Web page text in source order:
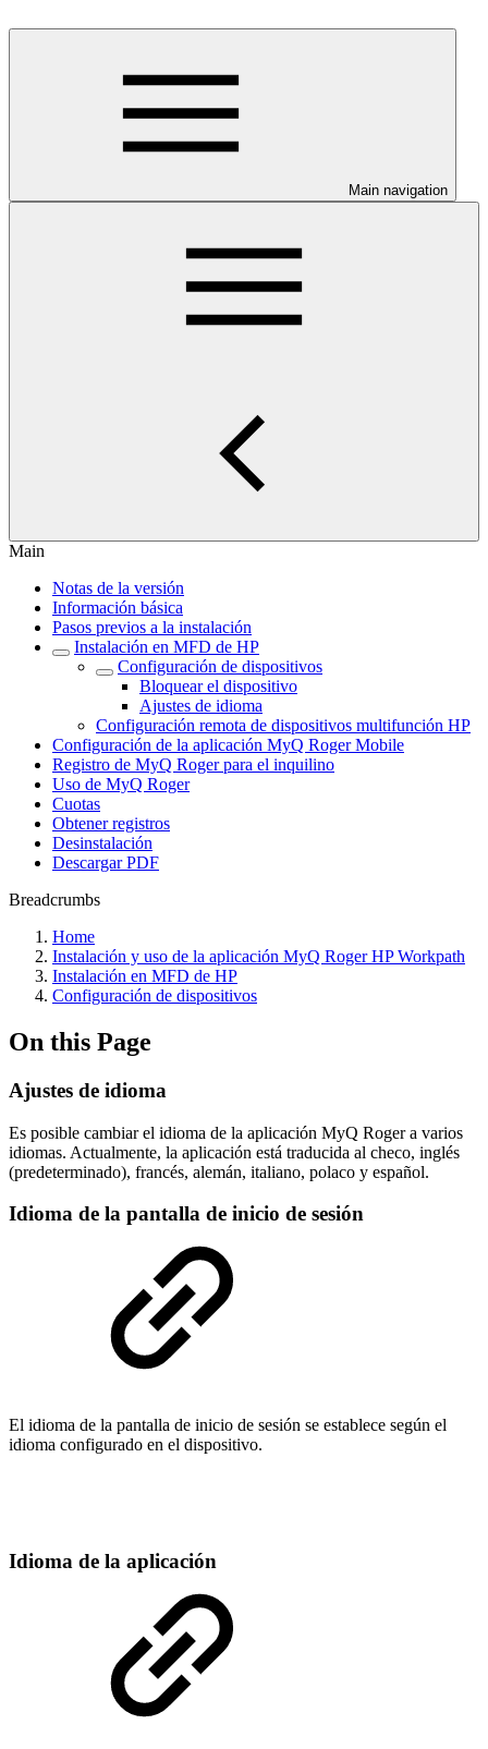
Main navigation
Main
Notas de la versión
Información básica
Pasos previos a la instalación
Instalación en MFD de HP
Configuración de dispositivos
Bloquear el dispositivo
Ajustes de idioma
Configuración remota de dispositivos multifunción HP
Configuración de la aplicación MyQ Roger Mobile
Registro de MyQ Roger para el inquilino
Uso de MyQ Roger
Cuotas
Obtener registros
Desinstalación
Descargar PDF
Breadcrumbs
Home
Instalación y uso de la aplicación MyQ Roger HP Workpath
Instalación en MFD de HP
Configuración de dispositivos
On this Page
Ajustes de idioma
Es posible cambiar el idioma de la aplicación MyQ Roger a varios
idiomas. Actualmente, la aplicación está traducida al checo, inglés
(predeterminado), francés, alemán, italiano, polaco y español.
Idioma de la pantalla de inicio de sesión
El idioma de la pantalla de inicio de sesión se establece según el
idioma configurado en el dispositivo.
Idioma de la aplicación